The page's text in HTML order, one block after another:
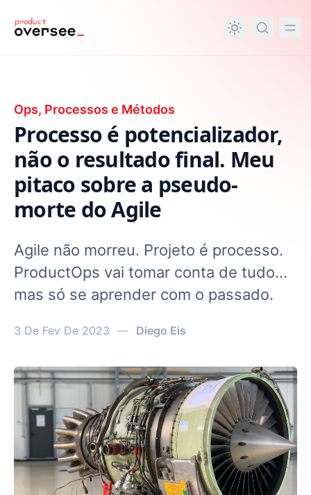
principal
Ops, Processos e Métodos
Processo é potencializador,
não o resultado final. Meu
pitaco sobre a pseudo-
morte do Agile
Agile não morreu. Projeto é processo.
ProductOps vai tomar conta de tudo...
mas só se aprender com o passado.
3 De Fev De 2023 — Diego Eis